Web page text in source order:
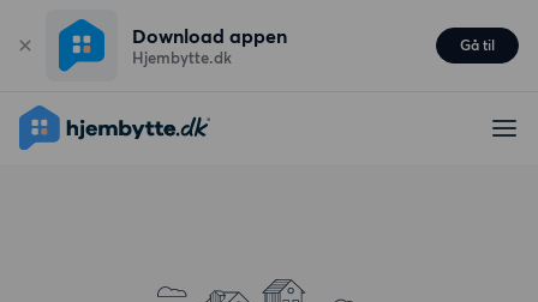
Download appen
Hjembytte.dk
Gå til